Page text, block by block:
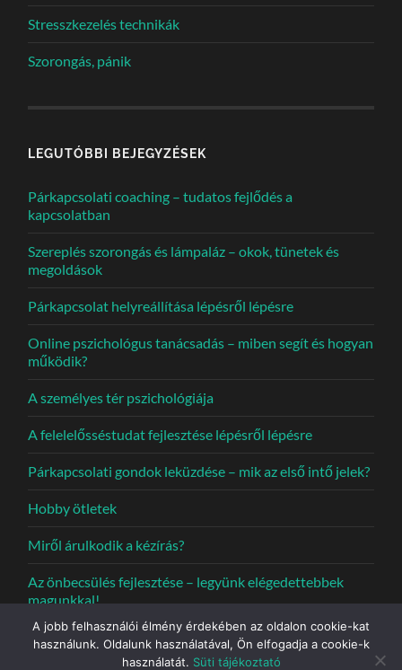
Stresszkezelés technikák
Szorongás, pánik
LEGUTÓBBI BEJEGYZÉSEK
Párkapcsolati coaching – tudatos fejlődés a
kapcsolatban
Szereplés szorongás és lámpaláz – okok, tünetek és
megoldások
Párkapcsolat helyreállítása lépésről lépésre
Online pszichológus tanácsadás – miben segít és hogyan
működik?
A személyes tér pszichológiája
A felelelősséstudat fejlesztése lépésről lépésre
Párkapcsolati gondok leküzdése – mik az első intő jelek?
Hobby ötletek
Miről árulkodik a kézírás?
Az önbecsülés fejlesztése – legyünk elégedettebbek
magunkkal!
A jobb felhasználói élmény érdekében az oldalon cookie-kat
használunk. Oldalunk használatával, Ön elfogadja a cookie-k
használatát. Süti tájékoztató